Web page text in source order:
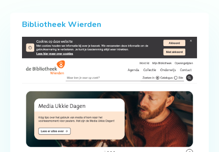
Bibliotheek Wierden